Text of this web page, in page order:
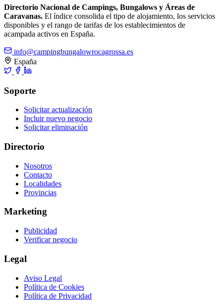
Directorio Nacional de Campings, Bungalows y Áreas de
Caravanas. El índice consolida el tipo de alojamiento, los servicios
disponibles y el rango de tarifas de los establecimientos de
acampada activos en España.
info@campingbungalowrocagrossa.es
España
Soporte
Solicitar actualización
Incluir nuevo negocio
Solicitar eliminación
Directorio
Nosotros
Contacto
Localidades
Provincias
Marketing
Publicidad
Verificar negocio
Legal
Aviso Legal
Política de Cookies
Política de Privacidad